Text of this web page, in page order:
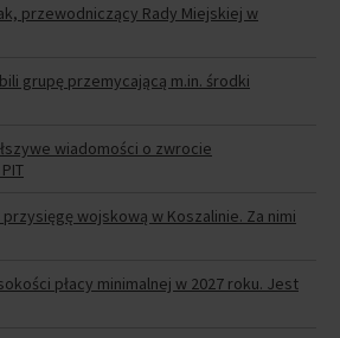
przewodniczący Rady Miejskiej w
grupę przemycającą m.in. środki
wiadomości o zwrocie
przysięgę wojskową w Koszalinie. Za nimi
płacy minimalnej w 2027 roku. Jest